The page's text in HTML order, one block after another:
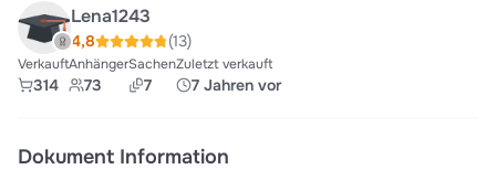
Lena1243
4,8 (13)
Verkauft
314
Anhänger
73
Sachen
7
Zuletzt verkauft
7 Jahren vor
Dokument Information